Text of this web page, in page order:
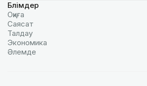
Бөлімдер
Оқиға
Саясат
Талдау
Экономика
Әлемде